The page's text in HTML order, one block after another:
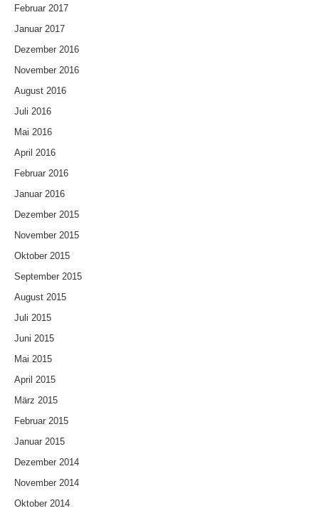
Februar 2017
Januar 2017
Dezember 2016
November 2016
August 2016
Juli 2016
Mai 2016
April 2016
Februar 2016
Januar 2016
Dezember 2015
November 2015
Oktober 2015
September 2015
August 2015
Juli 2015
Juni 2015
Mai 2015
April 2015
März 2015
Februar 2015
Januar 2015
Dezember 2014
November 2014
Oktober 2014